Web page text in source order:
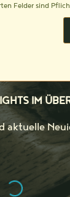
Felder sind
IM
aktuelle